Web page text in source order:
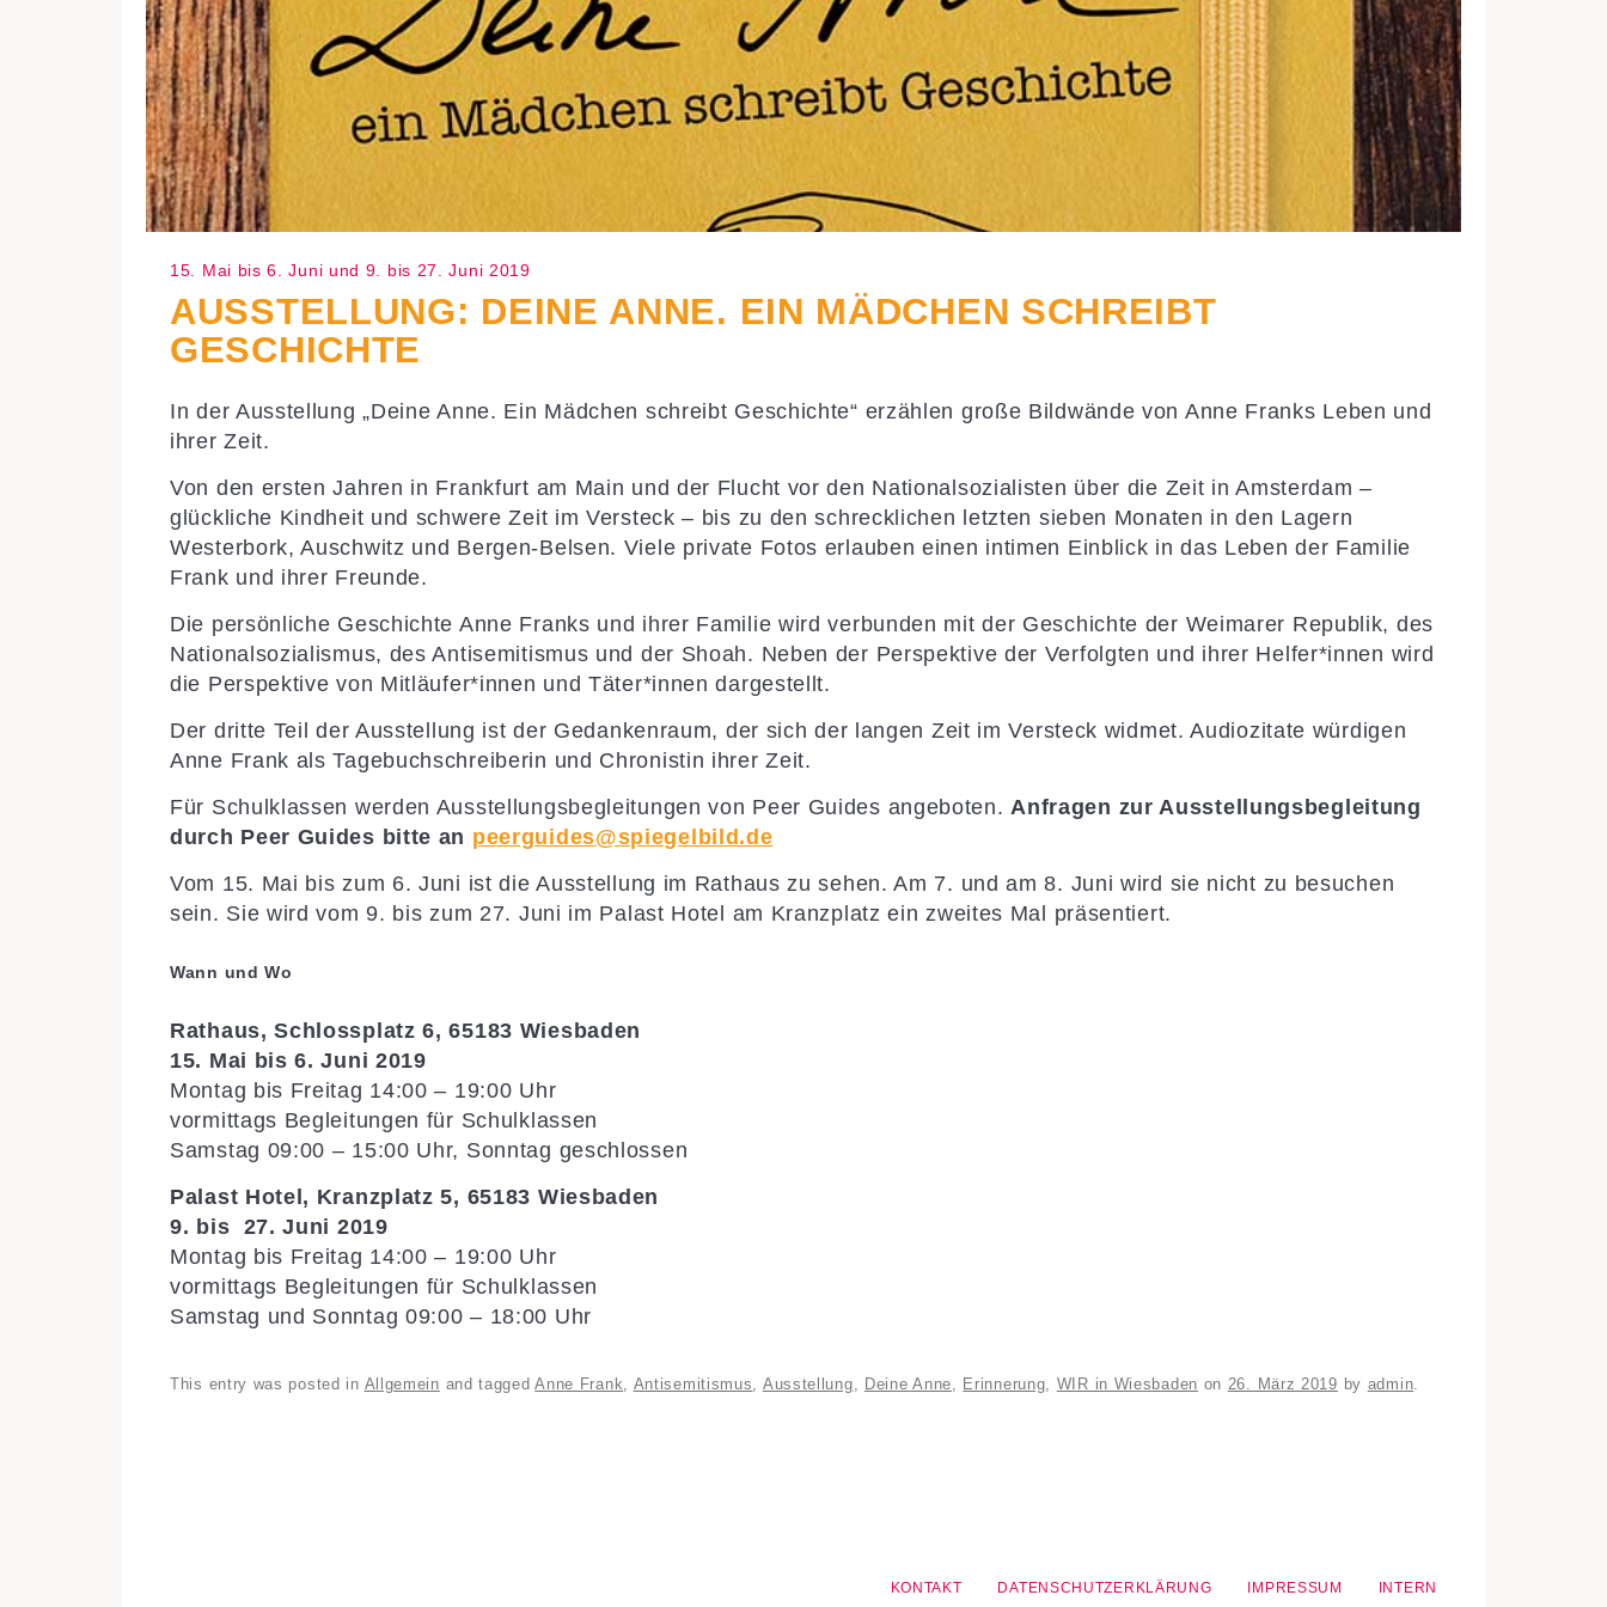
15. Mai bis 6. Juni und 9. bis 27. Juni 2019
AUSSTELLUNG: DEINE ANNE. EIN MÄDCHEN SCHREIBT
GESCHICHTE
In der Ausstellung „Deine Anne. Ein Mädchen schreibt Geschichte“ erzählen große Bildwände von Anne Franks Leben und
ihrer Zeit.
Von den ersten Jahren in Frankfurt am Main und der Flucht vor den Nationalsozialisten über die Zeit in Amsterdam –
glückliche Kindheit und schwere Zeit im Versteck – bis zu den schrecklichen letzten sieben Monaten in den Lagern
Westerbork, Auschwitz und Bergen-Belsen. Viele private Fotos erlauben einen intimen Einblick in das Leben der Familie
Frank und ihrer Freunde.
Die persönliche Geschichte Anne Franks und ihrer Familie wird verbunden mit der Geschichte der Weimarer Republik, des
Nationalsozialismus, des Antisemitismus und der Shoah. Neben der Perspektive der Verfolgten und ihrer Helfer*innen wird
die Perspektive von Mitläufer*innen und Täter*innen dargestellt.
Der dritte Teil der Ausstellung ist der Gedankenraum, der sich der langen Zeit im Versteck widmet. Audiozitate würdigen
Anne Frank als Tagebuchschreiberin und Chronistin ihrer Zeit.
Für Schulklassen werden Ausstellungsbegleitungen von Peer Guides angeboten.Anfragen zur Ausstellungsbegleitung
durch Peer Guides bitte an peerguides@spiegelbild.de
Vom 15. Mai bis zum 6. Juni ist die Ausstellung im Rathaus zu sehen. Am 7. und am 8. Juni wird sie nicht zu besuchen
sein. Sie wird vom 9. bis zum 27. Juni im Palast Hotel am Kranzplatz ein zweites Mal präsentiert.
Wann und Wo
Rathaus, Schlossplatz 6, 65183 Wiesbaden
15. Mai bis 6. Juni 2019
Montag bis Freitag 14:00 – 19:00 Uhr
vormittags Begleitungen für Schulklassen
Samstag 09:00 – 15:00 Uhr, Sonntag geschlossen
Palast Hotel, Kranzplatz 5, 65183 Wiesbaden
9. bis 27. Juni 2019
Montag bis Freitag 14:00 – 19:00 Uhr
vormittags Begleitungen für Schulklassen
Samstag und Sonntag 09:00 – 18:00 Uhr
This entry was posted in Allgemein and taggedAnne Frank, Antisemitismus, Ausstellung, Deine Anne, Erinnerung, WIR in Wiesbaden on 26. März 2019 by admin.
INTERN
IMPRESSUM
DATENSCHUTZERKLÄRUNG
KONTAKT